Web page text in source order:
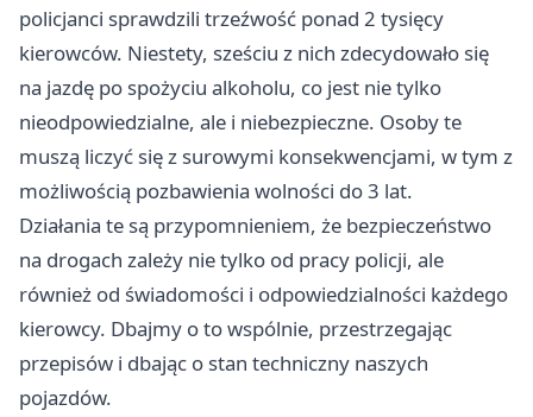
policjanci sprawdzili trzeźwość ponad 2 tysięcy
kierowców. Niestety, sześciu z nich zdecydowało się
na jazdę po spożyciu alkoholu, co jest nie tylko
nieodpowiedzialne, ale i niebezpieczne. Osoby te
muszą liczyć się z surowymi konsekwencjami, w tym z
możliwością pozbawienia wolności do 3 lat.
Działania te są przypomnieniem, że bezpieczeństwo
na drogach zależy nie tylko od pracy policji, ale
również od świadomości i odpowiedzialności każdego
kierowcy. Dbajmy o to wspólnie, przestrzegając
przepisów i dbając o stan techniczny naszych
pojazdów.